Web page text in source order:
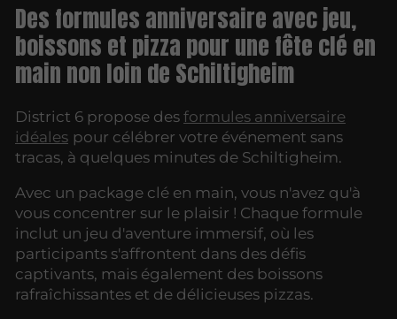
Des formules anniversaire avec jeu,
boissons et pizza pour une fête clé en
main non loin de Schiltigheim
District 6 propose des formules anniversaire
idéales pour célébrer votre événement sans
tracas, à quelques minutes de Schiltigheim.
Avec un package clé en main, vous n'avez qu'à
vous concentrer sur le plaisir ! Chaque formule
inclut un jeu d'aventure immersif, où les
participants s'affrontent dans des défis
captivants, mais également des boissons
rafraîchissantes et de délicieuses pizzas.